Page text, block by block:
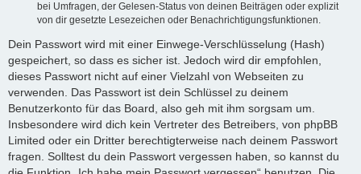
bei Umfragen, der Gelesen-Status von deinen Beiträgen oder explizit
von dir gesetzte Lesezeichen oder Benachrichtigungsfunktionen.
Dein Passwort wird mit einer Einwege-Verschlüsselung (Hash)
gespeichert, so dass es sicher ist. Jedoch wird dir empfohlen,
dieses Passwort nicht auf einer Vielzahl von Webseiten zu
verwenden. Das Passwort ist dein Schlüssel zu deinem
Benutzerkonto für das Board, also geh mit ihm sorgsam um.
Insbesondere wird dich kein Vertreter des Betreibers, von phpBB
Limited oder ein Dritter berechtigterweise nach deinem Passwort
fragen. Solltest du dein Passwort vergessen haben, so kannst du